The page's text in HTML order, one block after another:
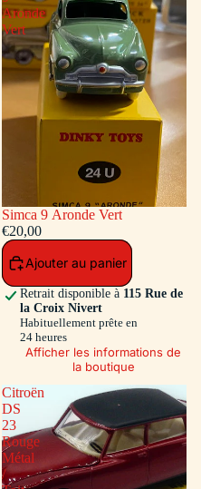
Aronde
Vert
Simca 9 Aronde Vert
€20,00
Ajouter au panier
Retrait disponible à 115 Rue de
la Croix Nivert
Habituellement prête en
24 heures
Afficher les informations de
la boutique
Citroën
DS
23
Rouge
Métal
/